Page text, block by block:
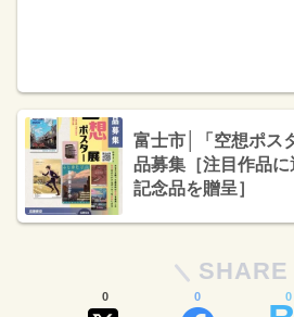
富士市│「空想ポス
品募集［注目作品
記念品を贈呈］
SHARE
0 0 0